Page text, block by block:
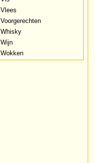
Vlees
Voorgerechten
Whisky
Wijn
Wokken